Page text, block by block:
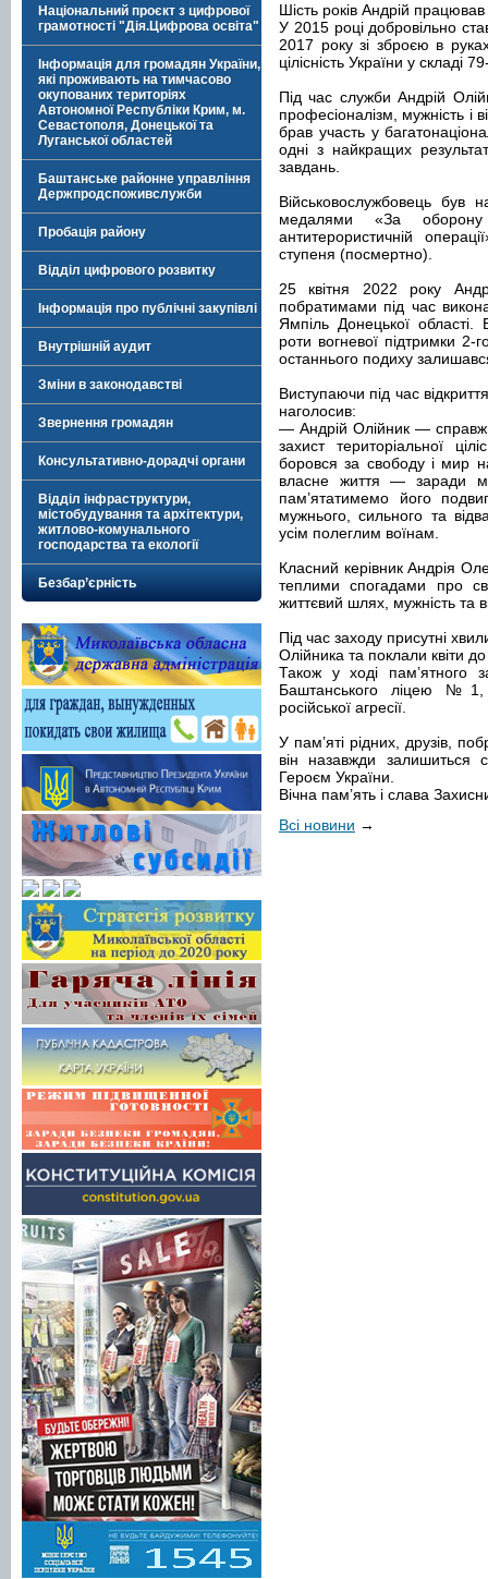
Національний проєкт з цифрової
грамотності "Дія.Цифрова освіта"
Інформація для громадян України,
які проживають на тимчасово
окупованих територіях
Автономної Республіки Крим, м.
Севастополя, Донецької та
Луганської областей
Баштанське районне управління
Держпродспоживслужби
Пробація району
Відділ цифрового розвитку
Інформація про публічні закупівлі
Внутрішній аудит
Зміни в законодавстві
Звернення громадян
Консультативно-дорадчі органи
Відділ інфраструктури,
містобудування та архітектури,
житлово-комунального
господарства та екології
Безбар’єрність
Шість років Андрій
У 2015 році добровільно
2017 року зі зброєю в
цілісність України у складі
Під час служби Андрій
професіоналізм, мужність і
брав участь у
одні з найкращих
завдань.
Військовослужбовець був
медалями «За
антитерористичній
ступеня (посмертно).
25 квітня 2022 року
побратимами під час
Ямпіль Донецької
роти вогневої підтримки
останнього подиху
Виступаючи під час
наголосив:
— Андрій Олійник —
захист територіальної
боровся за свободу і мир
власне життя — заради
пам’ятатимемо його
мужнього, сильного та
усім полеглим воїнам.
Класний керівник Андрія
теплими спогадами про
життєвий шлях, мужність та
Під час заходу присутні
Олійника та поклали квіти
Також у ході пам’ятного
Баштанського ліцею №1,
російської агресії.
У пам’яті рідних, друзів,
він назавжди
Героєм України.
Вічна пам’ять і слава
Всі новини →